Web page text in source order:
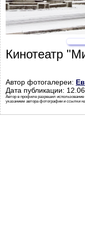
Кинотеатр
Автор фотогалереи:
Дата публикации:
Автор в профиле разрешил
указанием автора фотографии и ссылки